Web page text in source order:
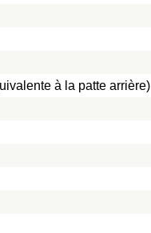
à la patte arrière)